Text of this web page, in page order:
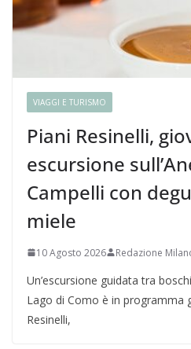
VIAGGI E TURISMO
Piani Resinelli,
escursione
Campelli con
miele
10 Agosto 2026 Redazione
Un’escursione guidata tra
Lago di Como è in programma
Resinelli,